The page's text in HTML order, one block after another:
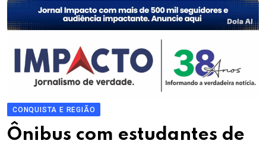
CONQUISTA E REGIÃO
Ônibus com estudantes de